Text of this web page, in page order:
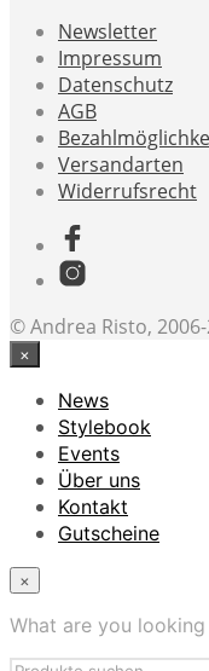
Newsletter
Impressum
Datenschutz
AGB
Versandarten
Widerrufsrecht
© Andrea Risto,
×
News
Stylebook
Events
Über uns
Kontakt
Gutscheine
×
What are you